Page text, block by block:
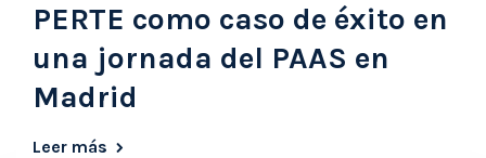
PERTE como caso de éxito en
una jornada del PAAS en
Madrid
Leer más